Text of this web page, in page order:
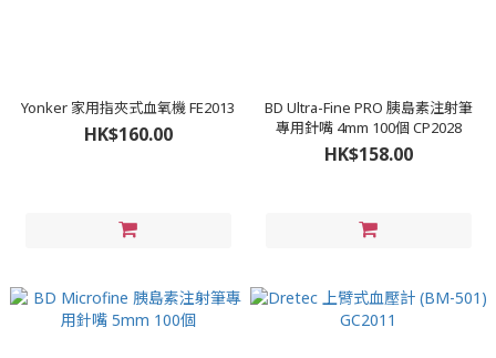
Yonker 家用指夾式血氧機 FE2013
HK$160.00
BD Ultra-Fine PRO 胰島素注射筆
專用針嘴 4mm 100個 CP2028
HK$158.00